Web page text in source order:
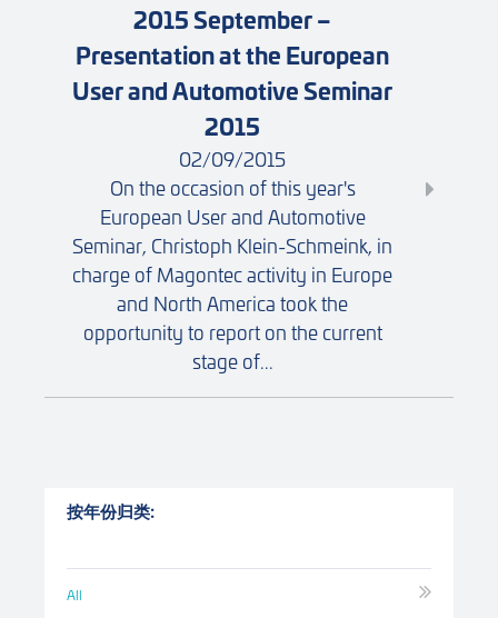
2015 September –
Presentation at the European
User and Automotive Seminar
2015
02/09/2015
On the occasion of this year's
European User and Automotive
Seminar, Christoph Klein-Schmeink, in
charge of Magontec activity in Europe
and North America took the
opportunity to report on the current
stage of...
按年份归类:
All